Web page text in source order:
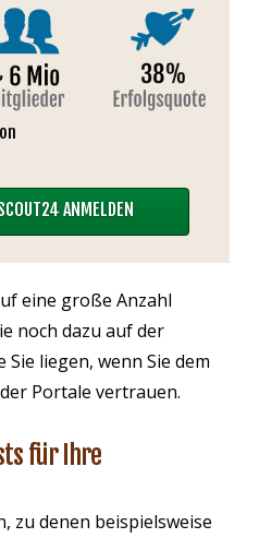
ANMELDEN
eine große Anzahl
noch dazu auf der
liegen, wenn Sie dem
Portale vertrauen.
für Ihre
zu denen beispielsweise